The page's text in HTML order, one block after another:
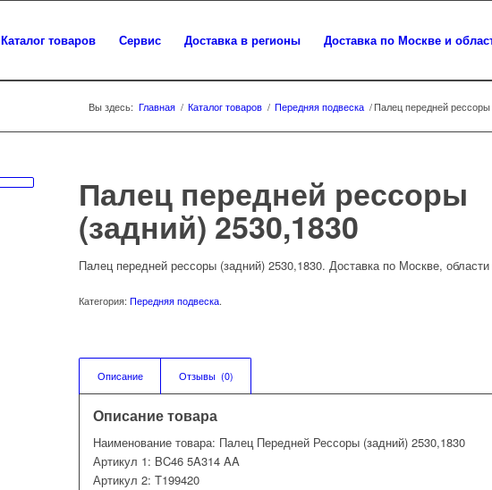
Каталог товаров Сервис Доставка в регионы Доставка по Москве и
Вы здесь: Главная / Каталог товаров / Передняя подвеска /Палец передней
Палец передней рессоры
(задний) 2530,1830
Палец передней рессоры (задний) 2530,1830. Доставка по Москве,
Категория:Передняя подвеска.
Описание Отзывы  (0)
Описание товара
Наименование товара: Палец Передней Рессоры (задний) 2530,1830
Артикул 1: BC46 5A314 AA
Артикул 2: T199420